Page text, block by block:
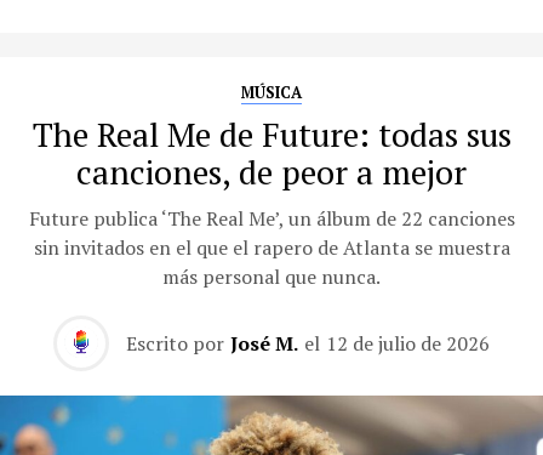
MÚSICA
The Real Me de Future: todas sus
canciones, de peor a mejor
Future publica ‘The Real Me’, un álbum de 22 canciones
sin invitados en el que el rapero de Atlanta se muestra
más personal que nunca.
Escrito por José M. el 12 de julio de 2026